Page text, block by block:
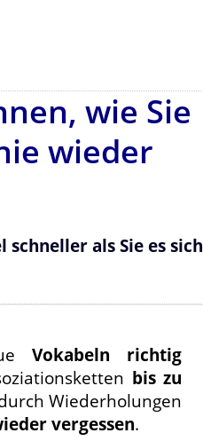
wie Sie
wieder
schneller als Sie es sich
Vokabeln richtig
bis zu
Wiederholungen
vergessen.